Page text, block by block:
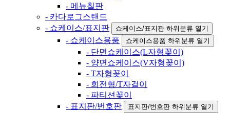
- 메뉴칠판
- 카다로그스탠드
- 쇼케이스/표지판
쇼케이스/표지판 하위분류 열기
- 쇼케이스용품 쇼케이스용품 하위분류 열기
- 단면쇼케이스(L자형꽂이)
- 양면쇼케이스(V자형꽂이)
- T자형꽂이
- 회전형/T자걸이
- 파티션꽂이
- 표지판/번호판
표지판/번호판 하위분류 열기